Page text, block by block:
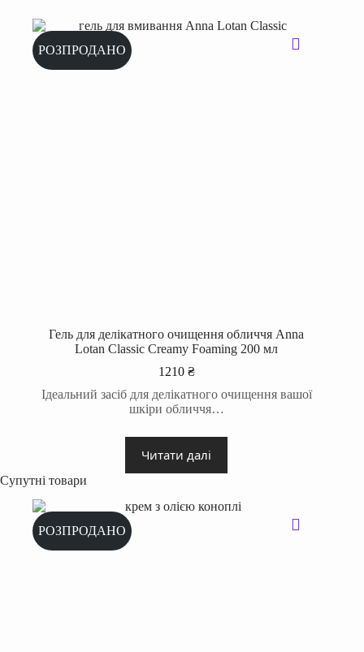
РОЗПРОДАНО
Гель для делікатного очищення обличчя Anna
Lotan Classic Creamy Foaming 200 мл
1210 ₴
Ідеальний засіб для делікатного очищення вашої
шкіри обличчя…
Читати далі
Супутні товари
РОЗПРОДАНО